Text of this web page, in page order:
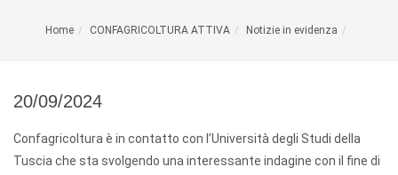
Home CONFAGRICOLTURA ATTIVA Notizie in evidenza
20/09/2024
Confagricoltura è in contatto con l’Università degli Studi della
Tuscia che sta svolgendo una interessante indagine con il fine di